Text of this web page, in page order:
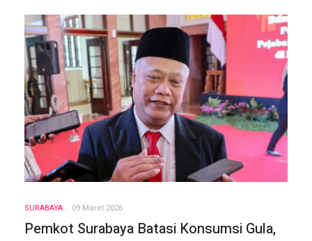
SURABAYA 09 Maret 2026
Pemkot Surabaya Batasi Konsumsi Gula,